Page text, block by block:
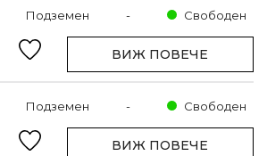
Подземен - Свободен
ВИЖ ПОВЕЧЕ
Подземен - Свободен
ВИЖ ПОВЕЧЕ